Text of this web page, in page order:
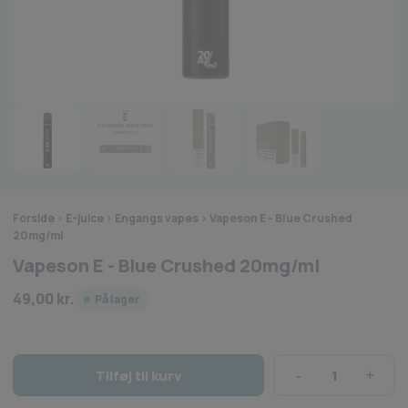
Forside > E-juice > Engangs vapes > Vapeson E - Blue Crushed
20mg/ml
Vapeson E - Blue Crushed 20mg/ml
49,00 kr.
Tilføj til kurv